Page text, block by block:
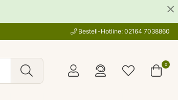
Bestell-Hotline: 02164 7038860
0